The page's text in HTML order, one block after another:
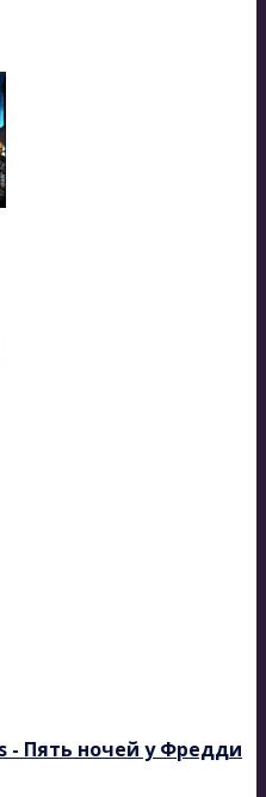
- Пять ночей у Фредди